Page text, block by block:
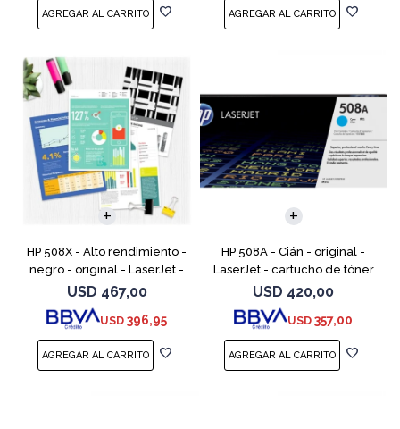
HP 508X - Alto rendimiento -
negro - original - LaserJet -
cartucho de tóner (CF360X) -
para Color LaserJet
Enterprise MFP M577;
USD 467,00
USD 396,95
HP 508A - Cián - original -
LaserJet - cartucho de tóner
(CF361A) - para Color
LaserJet Enterprise MFP M577;
LaserJet Enterprise
USD 420,00
USD 357,00